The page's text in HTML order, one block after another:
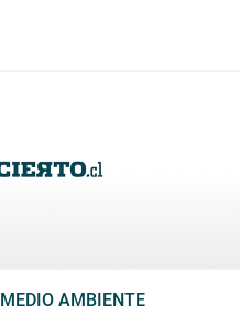
MEDIO AMBIENTE